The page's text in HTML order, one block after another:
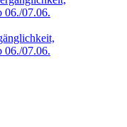
06./07.06.